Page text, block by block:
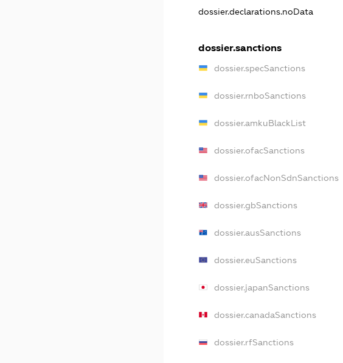
dossier.declarations.noData
dossier.sanctions
dossier.specSanctions
dossier.rnboSanctions
dossier.amkuBlackList
dossier.ofacSanctions
dossier.ofacNonSdnSanctions
dossier.gbSanctions
dossier.ausSanctions
dossier.euSanctions
dossier.japanSanctions
dossier.canadaSanctions
dossier.rfSanctions